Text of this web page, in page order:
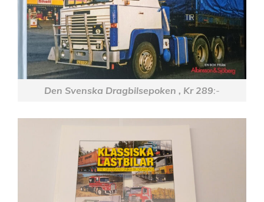
Den Svenska Dragbilsepoken , Kr 289:-